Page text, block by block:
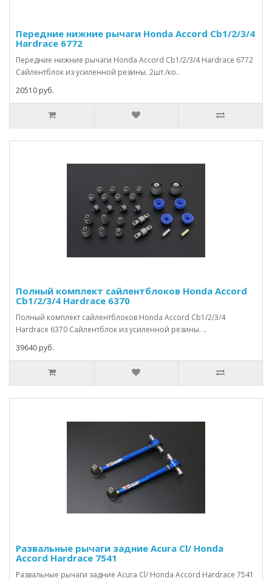
Передние нижние рычаги Honda Accord Cb1/2/3/4
Hardrace 6772
Передние нижние рычаги Honda Accord Cb1/2/3/4 Hardrace 6772
Сайлентблок из усиленной резины. 2шт./ко..
20510 руб.
Полный комплект сайлентблоков Honda Accord
Cb1/2/3/4 Hardrace 6370
Полный комплект сайлентблоков Honda Accord Cb1/2/3/4
Hardrace 6370 Сайлентблок из усиленной резины. ..
39640 руб.
Развальные рычаги задние Acura Cl/ Honda
Accord Hardrace 7541
Развальные рычаги задние Acura Cl/ Honda Accord Hardrace 7541